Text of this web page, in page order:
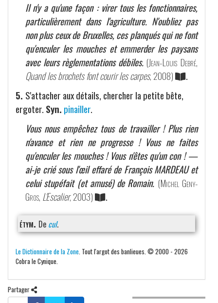
Il n'y a qu'une façon : virer tous les fonctionnaires,
particulièrement dans l'agriculture. N'oubliez pas
non plus ceux de Bruxelles, ces planqués qui ne font
qu'enculer les mouches et emmerder les paysans
avec leurs règlementations débiles. (Jean-Louis Debré,
Quand les brochets font courir les carpes, 2008)
.
5. S'attacher aux détails, chercher la petite bête,
ergoter. Syn. pinailler.
Vous nous empêchez tous de travailler ! Plus rien
n'avance et rien ne progresse ! Vous ne faites
qu'enculer les mouches ! Vous n'êtes qu'un con ! —
ai-je crié sous l'œil effaré de François MARDEAU et
celui stupéfait (et amusé) de Romain. (Michel Geny-
Gros, L'Escalier, 2003)
.
étym. De cul.
Le Dictionnaire de la Zone . Tout l'argot des banlieues. © 2000 - 2026
Cobra le Cynique.
Partager